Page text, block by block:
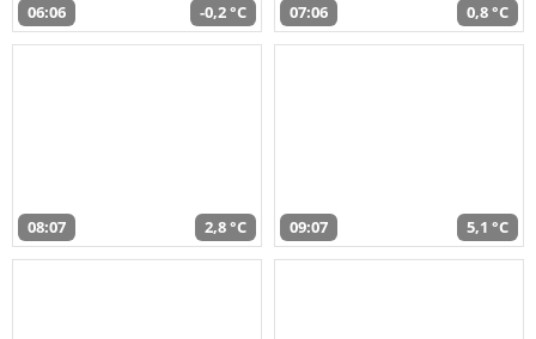
06:06 -0,2 °C 07:06 0,8 °C
08:07 2,8 °C 09:07 5,1 °C